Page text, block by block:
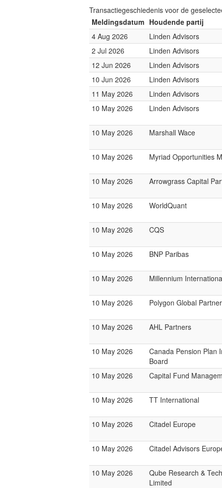
Transactiegeschiedenis voor de
Meldingsdatum Houdende partij
4 Aug 2026
Linden Advisors
2 Jul 2026
Linden Advisors
12 Jun 2026
Linden Advisors
10 Jun 2026
Linden Advisors
11 May 2026
Linden Advisors
10 May 2026
Linden Advisors
10 May 2026 Marshall Wace
10 May 2026 Myriad Opportunities
10 May 2026 Arrowgrass Capital
10 May 2026 WorldQuant
10 May 2026 CQS
10 May 2026 BNP Paribas
10 May 2026 Millennium
10 May 2026 Polygon Global
10 May 2026 AHL Partners
10 May 2026
Canada Pension Plan
Board
10 May 2026
Capital Fund
10 May 2026 TT International
10 May 2026 Citadel Europe
10 May 2026 Citadel Advisors
10 May 2026
Qube Research &
Limited